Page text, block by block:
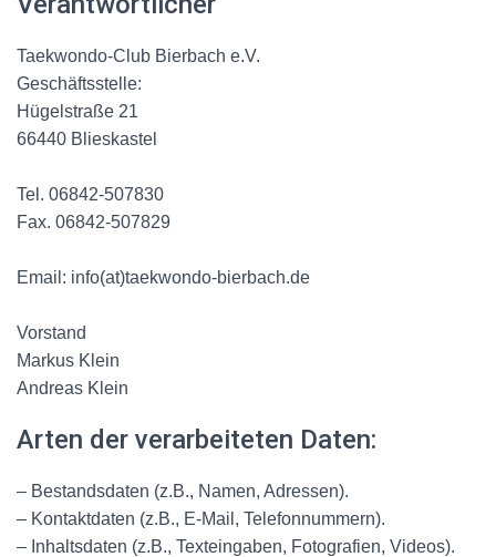
Taekwondo-Club Bierbach e.V.
Geschäftsstelle:
Hügelstraße 21
66440 Blieskastel
Tel. 06842-507830
Fax. 06842-507829
Email: info(at)taekwondo-bierbach.de
Vorstand
Markus Klein
Andreas Klein
Arten der verarbeiteten Daten:
– Bestandsdaten (z.B., Namen, Adressen).
– Kontaktdaten (z.B., E-Mail, Telefonnummern).
– Inhaltsdaten (z.B., Texteingaben, Fotografien, Videos).